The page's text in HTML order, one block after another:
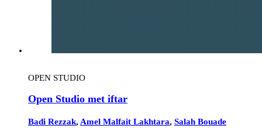
OPEN STUDIO
Open Studio met iftar
Badi Rezzak,Amel Malfait Lakhtara, Salah Bouade